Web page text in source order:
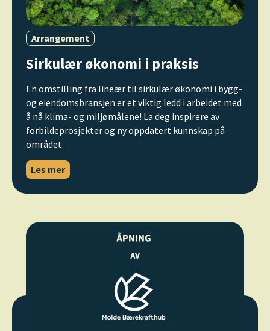
Arrangement
Sirkulær økonomi i praksis
En omstilling fra lineær til sirkulær økonomi i bygg-
og eiendomsbransjen er et viktig ledd i arbeidet med
å nå klima- og miljømålene! La deg inspirere av
forbildeprosjekter og ny oppdatert kunnskap på
området.
Les mer